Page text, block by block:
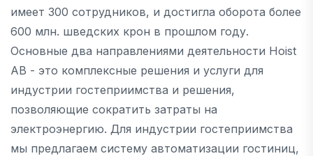
имеет 300 сотрудников, и достигла оборота более
600 млн. шведских крон в прошлом году.
Основные два направлениями деятельности Hoist
AB - это комплексные решения и услуги для
индустрии гостеприимства и решения,
позволяющие сократить затраты на
электроэнергию. Для индустрии гостеприимства
мы предлагаем систему автоматизации гостиниц,